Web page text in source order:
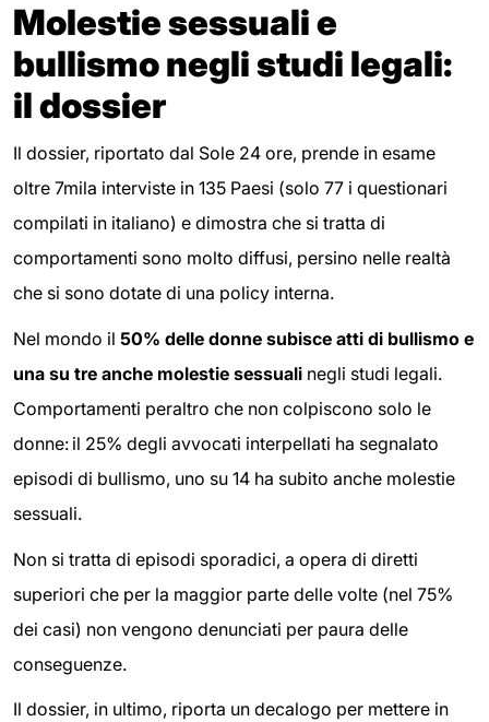
Molestie sessuali e
bullismo negli studi legali:
il dossier
Il dossier, riportato dal Sole 24 ore, prende in esame
oltre 7mila interviste in 135 Paesi (solo 77 i questionari
compilati in italiano) e dimostra che si tratta di
comportamenti sono molto diffusi, persino nelle realtà
che si sono dotate di una policy interna.
Nel mondo il 50% delle donne subisce atti di bullismo e
una su tre anche molestie sessuali negli studi legali.
Comportamenti peraltro che non colpiscono solo le
donne: il 25% degli avvocati interpellati ha segnalato
episodi di bullismo, uno su 14 ha subito anche molestie
sessuali.
Non si tratta di episodi sporadici, a opera di diretti
superiori che per la maggior parte delle volte (nel 75%
dei casi) non vengono denunciati per paura delle
conseguenze.
Il dossier, in ultimo, riporta un decalogo per mettere in